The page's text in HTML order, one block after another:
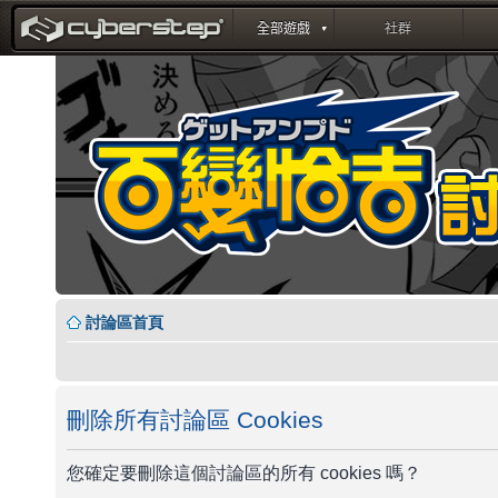
討論區首頁
刪除所有討論區 Cookies
您確定要刪除這個討論區的所有 cookies 嗎？